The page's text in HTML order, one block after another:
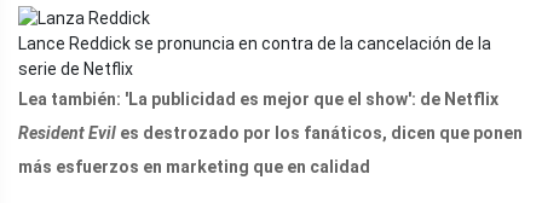
Lance Reddick se pronuncia en contra de la cancelación de la
serie de Netflix
Lea también: 'La publicidad es mejor que el show': de Netflix
Resident Evil es destrozado por los fanáticos, dicen que ponen
más esfuerzos en marketing que en calidad